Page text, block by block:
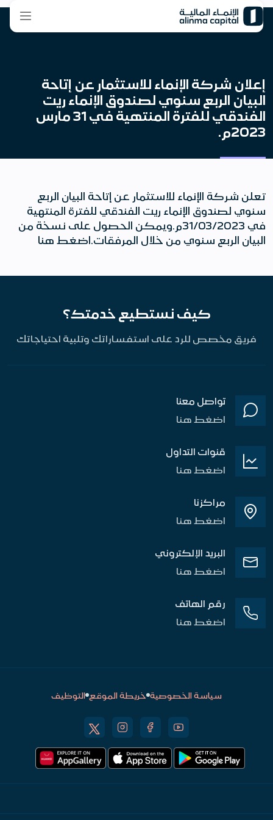
إعلان شركة الإنماء للاستثمار عن إتاحة
البيان الربع سنوي لصندوق الإنماء ريت
الفندقي للفترة المنتهية في 31 مارس
2023م.
تعلن شركة الإنماء للاستثمار عن إتاحة البيان الربع
سنوي لصندوق الإنماء ريت الفندقي للفترة المنتهية
في 31/03/2023م.ويمكن الحصول على نسخة من
البيان الربع سنوي من خلال المرفقات.اضغط هنا
كيف نستطيع خدمتك؟
فريق مخصص للرد على استفساراتك وتلبية احتياجاتك
تواصل معنا
اضغط هنا
قنوات التداول
اضغط هنا
مراكزنا
اضغط هنا
البريد الإلكتروني
اضغط هنا
رقم الهاتف
اضغط هنا
سياسة الخصوصية خريطة الموقع التوظيف